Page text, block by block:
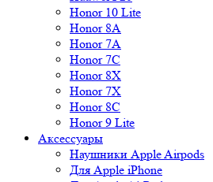
Honor 10 Lite
Honor 8A
Honor 7A
Honor 7C
Honor 8X
Honor 7X
Honor 8C
Honor 9 Lite
Аксессуары
Наушники Apple Airpods
Для Apple iPhone